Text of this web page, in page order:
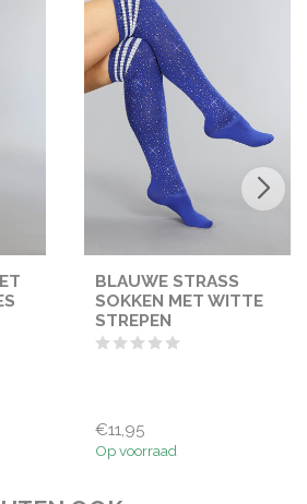
BLAUWE STRASS
SOKKEN MET WITTE
STREPEN
€11,95
Op voorraad